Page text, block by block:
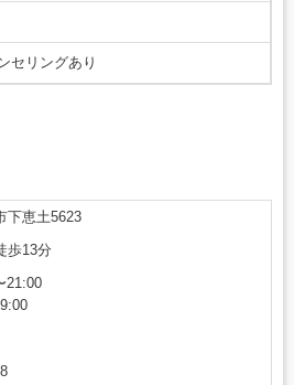
セリングあり
下恵土5623
歩13分